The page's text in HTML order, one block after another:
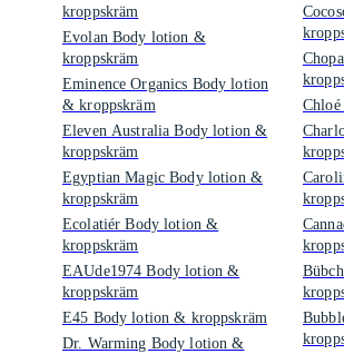
kroppskräm
Evolan Body lotion &
kroppskräm
Eminence Organics Body lotion
& kroppskräm
Eleven Australia Body lotion &
kroppskräm
Egyptian Magic Body lotion &
kroppskräm
Ecolatiér Body lotion &
kroppskräm
EAUde1974 Body lotion &
kroppskräm
E45 Body lotion & kroppskräm
Dr. Warming Body lotion &